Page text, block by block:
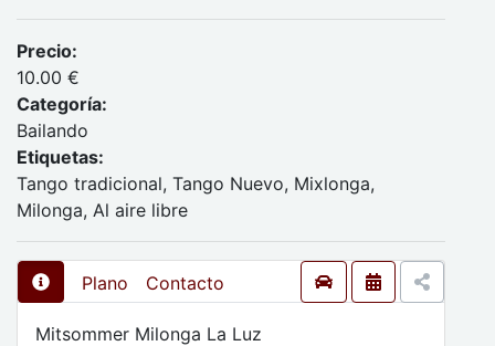
Precio:
10.00 €
Categoría:
Bailando
Etiquetas:
Tango tradicional, Tango Nuevo, Mixlonga,
Milonga, Al aire libre
Plano Contacto
Mitsommer Milonga La Luz